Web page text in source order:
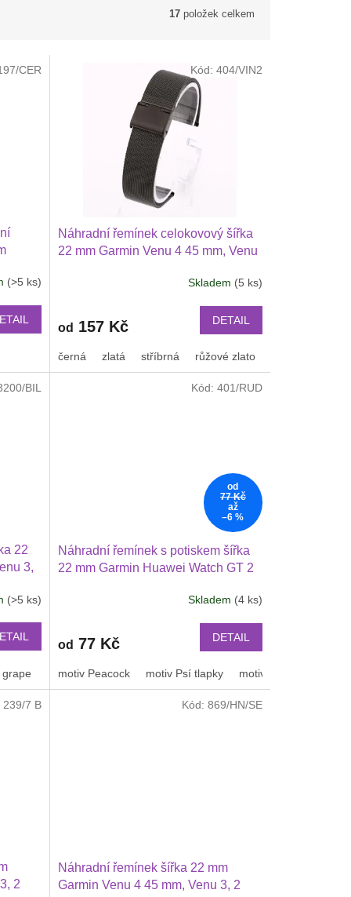
17 položek celkem
mm
(>5 ks)
CER
Náhradní řemínek celokovový šířka
22 mm Garmin Venu 4 45 mm, Venu
mm PRO Xiaomi GTR 47 mm a další
Skladem (5 ks)
od 157 Kč DETAIL
černá zlatá stříbrná růžové zlato
Kód: 404/VIN2
tmavě zelená kovově šedá Pruhy duha černošedý
22
3,
(>5 ks)
nebeská modrá
BIL
od
77 Kč
až
–6 %
Náhradní řemínek s potiskem šířka
22 mm Garmin Huawei Watch GT 2
Skladem (4 ks)
od 77 Kč DETAIL
motiv Peacock motiv Psí tlapky motiv leopard
Kód: 401/RUD
2
239/7 B
Náhradní řemínek šířka 22 mm
Garmin Venu 4 45 mm, Venu 3, 2
Kód: 869/HN/SE